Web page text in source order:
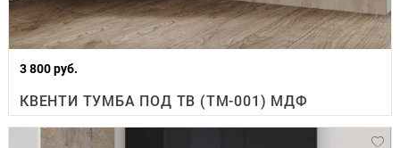
3 800 руб.
КВЕНТИ ТУМБА ПОД ТВ (ТМ-001) МДФ